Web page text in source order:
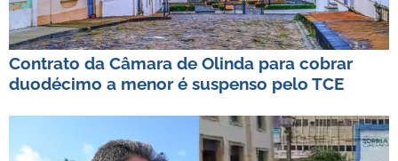
Contrato da Câmara de Olinda para cobrar
duodécimo a menor é suspenso pelo TCE